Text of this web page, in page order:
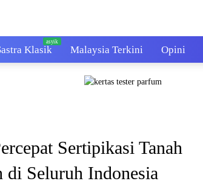
Klasik Malaysia Terkini Opini
Sertipikasi Tanah
di Seluruh Indonesia